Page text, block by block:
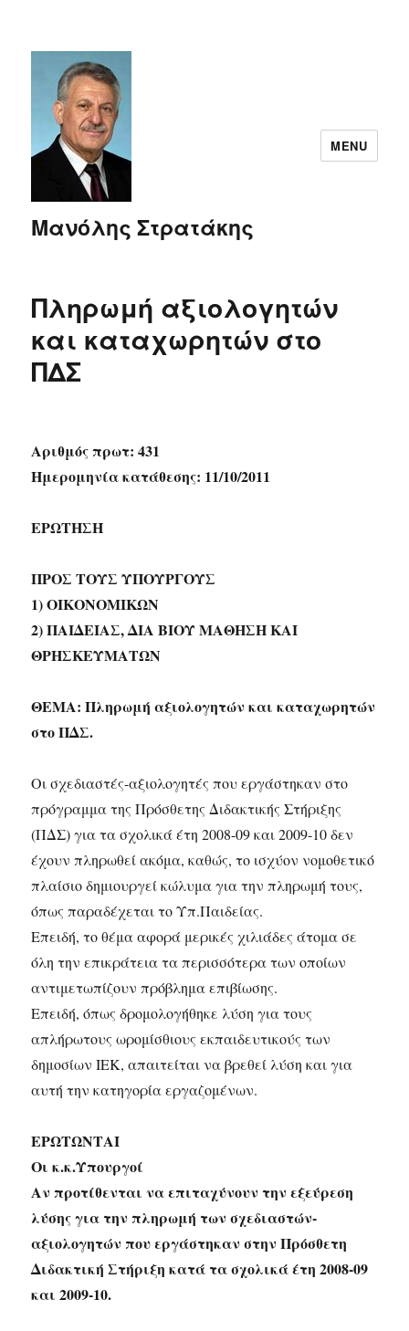
Μανόλης Στρατάκης
MENU
Πληρωμή αξιολογητών
και καταχωρητών στο
ΠΔΣ
Αριθμός πρωτ: 431
Ημερομηνία κατάθεσης: 11/10/2011
ΕΡΩΤΗΣΗ
ΠΡΟΣ ΤΟΥΣ ΥΠΟΥΡΓΟΥΣ
1) ΟΙΚΟΝΟΜΙΚΩΝ
2) ΠΑΙΔΕΙΑΣ, ΔΙΑ ΒΙΟΥ ΜΑΘΗΣΗ ΚΑΙ
ΘΡΗΣΚΕΥΜΑΤΩΝ
ΘΕΜΑ: Πληρωμή αξιολογητών και καταχωρητών
στο ΠΔΣ.
Οι σχεδιαστές-αξιολογητές που εργάστηκαν στο
πρόγραμμα της Πρόσθετης Διδακτικής Στήριξης
(ΠΔΣ) για τα σχολικά έτη 2008-09 και 2009-10 δεν
έχουν πληρωθεί ακόμα, καθώς, το ισχύον νομοθετικό
πλαίσιο δημιουργεί κώλυμα για την πληρωμή τους,
όπως παραδέχεται το Υπ.Παιδείας.
Επειδή, το θέμα αφορά μερικές χιλιάδες άτομα σε
όλη την επικράτεια τα περισσότερα των οποίων
αντιμετωπίζουν πρόβλημα επιβίωσης.
Επειδή, όπως δρομολογήθηκε λύση για τους
απλήρωτους ωρομίσθιους εκπαιδευτικούς των
δημοσίων ΙΕΚ, απαιτείται να βρεθεί λύση και για
αυτή την κατηγορία εργαζομένων.
ΕΡΩΤΩΝΤΑΙ
Οι κ.κ.Υπουργοί
Αν προτίθενται να επιταχύνουν την εξεύρεση
λύσης για την πληρωμή των σχεδιαστών-
αξιολογητών που εργάστηκαν στην Πρόσθετη
Διδακτική Στήριξη κατά τα σχολικά έτη 2008-09
και 2009-10.